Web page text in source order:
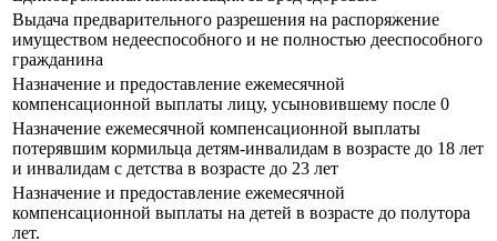
Выдача предварительного разрешения на распоряжение
имуществом недееспособного и не полностью дееспособного
гражданина
Назначение и предоставление ежемесячной
компенсационной выплаты лицу, усыновившему после 0
Назначение ежемесячной компенсационной выплаты
потерявшим кормильца детям-инвалидам в возрасте до 18 лет
и инвалидам с детства в возрасте до 23 лет
Назначение и предоставление ежемесячной
компенсационной выплаты на детей в возрасте до полутора
лет.